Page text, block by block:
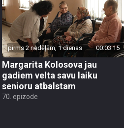
pirms 2 nedēļām, 1 dienas 00:03:15
Margarita Kolosova jau
gadiem velta savu laiku
senioru atbalstam
70. epizode